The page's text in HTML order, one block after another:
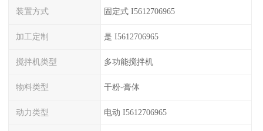
装置方式 固定式 I5612706965
加工定制 是 I5612706965
搅拌机类型 多功能搅拌机
物料类型 干粉-膏体
动力类型 电动 I5612706965